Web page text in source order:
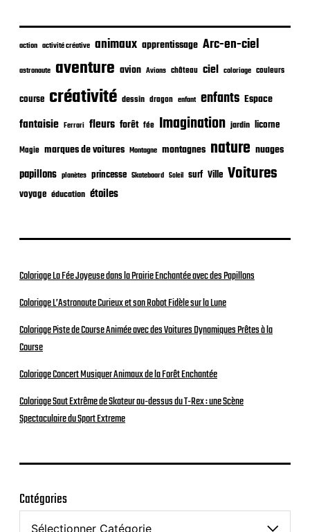
l
i
a
i
n
action activité créative animaux apprentissage Arc-en-ciel
astronaute aventure avion Avions château ciel coloriage couleurs
course créativité dessin dragon enfant enfants Espace
fantaisie Ferrari fleurs forêt fée Imagination jardin licorne
Magie marques de voitures Montagne montagnes nature nuages
papillons planètes princesse Skateboard Soleil surf Ville Voitures
voyage éducation étoiles
Coloriage La Fée Joyeuse dans la Prairie Enchantée avec des Papillons
Coloriage L’Astronaute Curieux et son Robot Fidèle sur la Lune
Coloriage Piste de Course Animée avec des Voitures Dynamiques Prêtes à la
Course
Coloriage Concert Musiquer Animaux de la Forêt Enchantée
Coloriage Saut Extrême de Skateur au-dessus du T-Rex : une Scène
Spectaculaire du Sport Extreme
Catégories